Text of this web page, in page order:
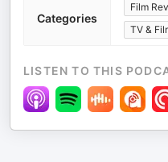
Categories
Film
TV &
LISTEN TO THIS